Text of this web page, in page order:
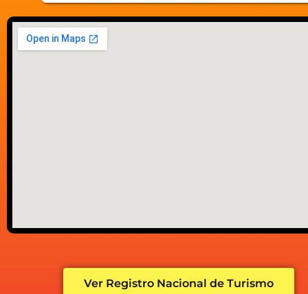
Ver Registro Nacional de Turismo